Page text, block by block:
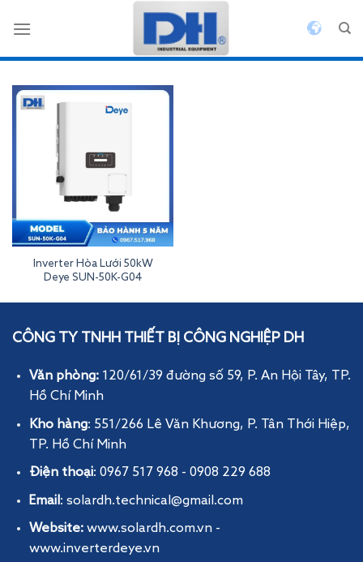
qua
Inverter Hòa Lưới 50kW
Deye SUN-50K-G04
Inverterdeye
CÔNG TY TNHH THIẾT BỊ CÔNG NGHIỆP DH
Văn phòng: 120/61/39 đường số 59, P. An Hội Tây, TP.
Hồ Chí Minh
Kho hàng: 551/266 Lê Văn Khương, P. Tân Thới Hiệp,
TP. Hồ Chí Minh
Điện thoại: 0967 517 968 - 0908 229 688
Email : solardh.technical@gmail.com
Website: www.solardh.com.vn-
www.inverterdeye.vn